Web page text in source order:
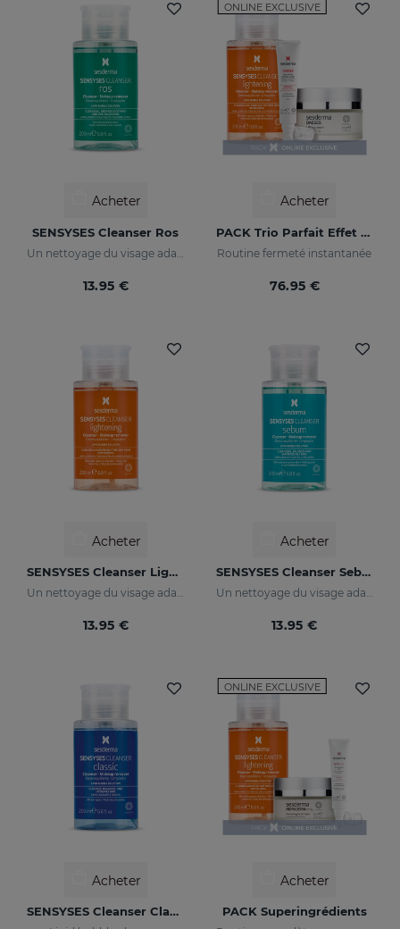
Acheter
SENSYSES Cleanser Ros
13.95 €
ONLINE EXCLUSIVE
Acheter
PACK Trio Parfait Effet Liftant
Routine fermeté instantanée
76.95 €
Acheter
SENSYSES Cleanser Lightening
Un nettoyage du visage adapté à votre peau
13.95 €
Acheter
SENSYSES Cleanser Sebum
Un nettoyage du visage adapté à votre peau
13.95 €
Acheter
SENSYSES Cleanser Classic
ONLINE EXCLUSIVE
Acheter
PACK Superingrédients